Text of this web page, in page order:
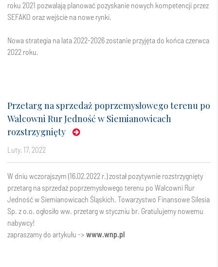
roku 2021 pozwalają planować pozyskanie nowych kompetencji przez
SEFAKO oraz wejście na nowe rynki.
Nowa strategia na lata 2022-2026 zostanie przyjęta do końca czerwca
2022 roku.
Przetarg na sprzedaż poprzemysłowego terenu po
Walcowni Rur Jedność w Siemianowicach
rozstrzygnięty
luty, 17, 2022
W dniu wczorajszym (16.02.2022 r.) został pozytywnie rozstrzygnięty
przetarg na sprzedaż poprzemysłowego terenu po Walcowni Rur
Jedność w Siemianowicach Śląskich. Towarzystwo Finansowe Silesia
Sp. z o.o. ogłosiło ww. przetarg w styczniu br. Gratulujemy nowemu
nabywcy!
zapraszamy do artykułu -> www.wnp.pl